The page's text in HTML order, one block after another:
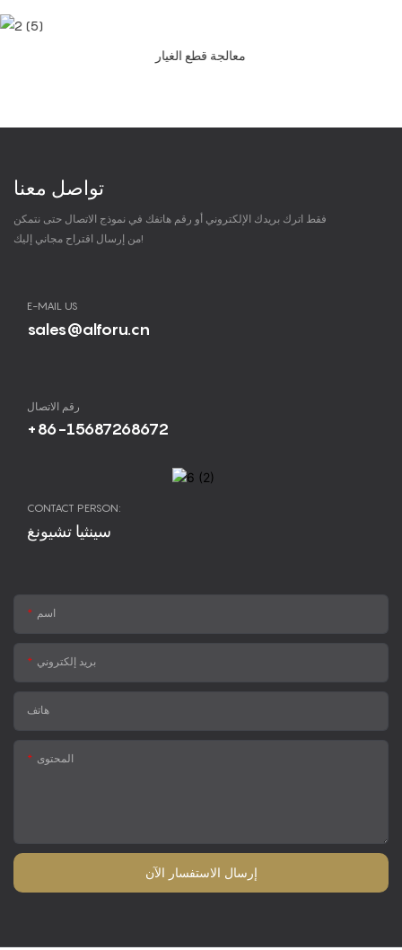
تواصل معنا
فقط اترك بريدك الإلكتروني أو رقم هاتفك في نموذج الاتصال حتى نتمكن
من إرسال اقتراح مجاني إليك!
E-MAIL US
sales@alforu.cn
رقم الاتصال
+86-15687268672
CONTACT PERSON:
سينثيا تشيونغ
اسم
بريد إلكتروني
هاتف
المحتوى
إرسال الاستفسار الآن